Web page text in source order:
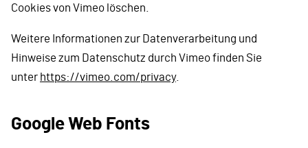
Cookies von Vimeo löschen.
Weitere Informationen zur Datenverarbeitung und
Hinweise zum Datenschutz durch Vimeo finden Sie
unter https://vimeo.com/privacy.
Google Web Fonts